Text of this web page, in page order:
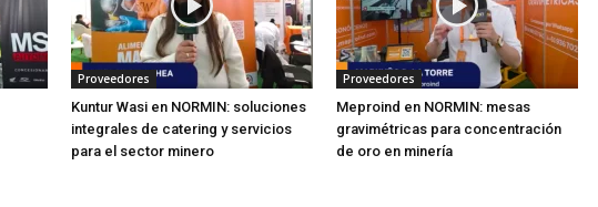
Proveedores
Kuntur Wasi en NORMIN: soluciones
integrales de catering y servicios
para el sector minero
Proveedores
Meproind en NORMIN: mesas
gravimétricas para concentración
de oro en minería